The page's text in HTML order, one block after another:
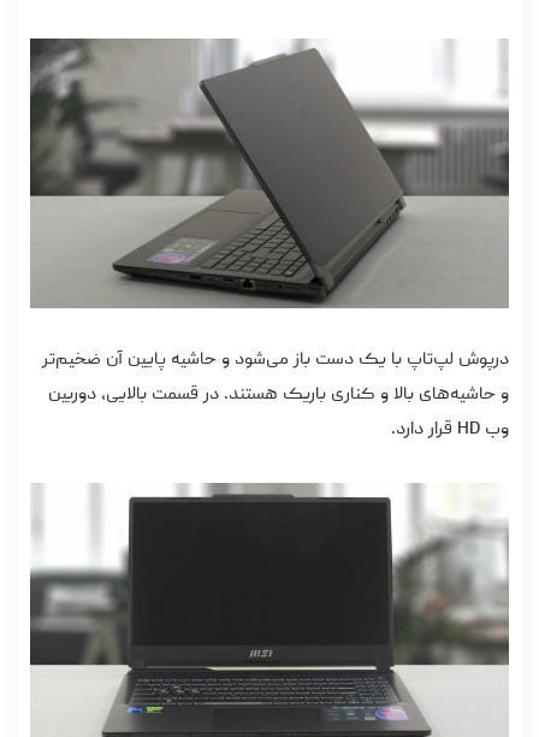
درپوش لپ‌تاپ با یک دست باز می‌شود و حاشیه پایین آن ضخیم‌تر
و حاشیه‌های بالا و کناری باریک هستند. در قسمت بالایی، دوربین
وب HD قرار دارد.